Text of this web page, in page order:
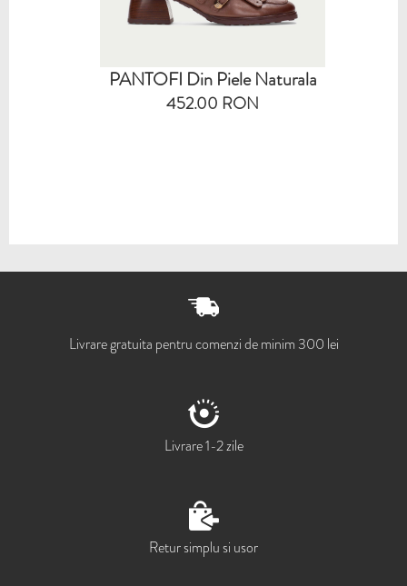
PANTOFI Din Piele Naturala
452.00 RON
Livrare gratuita pentru comenzi de minim 300 lei
Livrare 1-2 zile
Retur simplu si usor